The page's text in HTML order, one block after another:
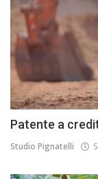
Patente a
Studio Pignatelli